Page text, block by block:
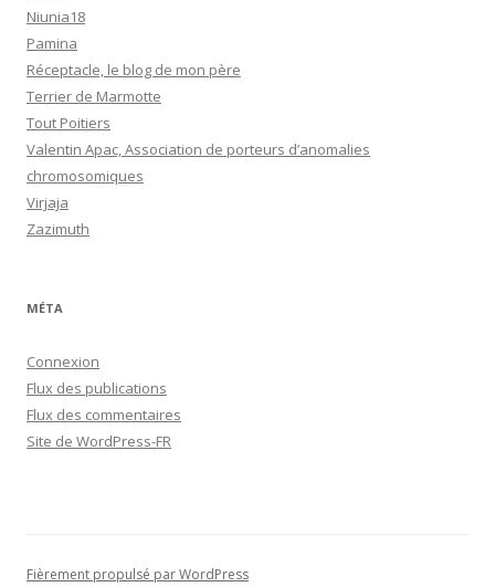
Niunia18
Pamina
Réceptacle, le blog de mon père
Terrier de Marmotte
Tout Poitiers
Valentin Apac, Association de porteurs d’anomalies
chromosomiques
Virjaja
Zazimuth
MÉTA
Connexion
Flux des publications
Flux des commentaires
Site de WordPress-FR
Fièrement propulsé par WordPress